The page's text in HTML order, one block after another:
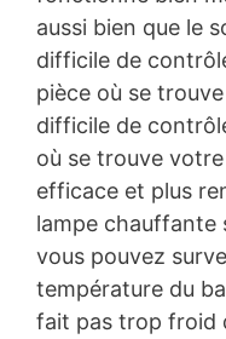
aussi bien que le
difficile de
pièce où se
difficile de
où se trouve
efficace et plus
lampe chauffante
vous pouvez
température du
fait pas trop froid